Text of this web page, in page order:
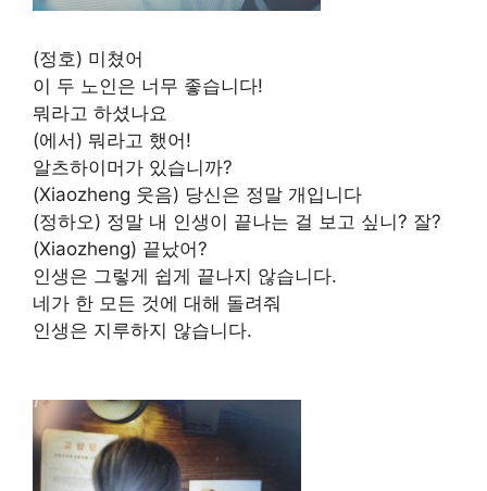
(정호) 미쳤어
이 두 노인은 너무 좋습니다!
뭐라고 하셨나요
(에서) 뭐라고 했어!
알츠하이머가 있습니까?
(Xiaozheng 웃음) 당신은 정말 개입니다
(정하오) 정말 내 인생이 끝나는 걸 보고 싶니? 잘?
(Xiaozheng) 끝났어?
인생은 그렇게 쉽게 끝나지 않습니다.
네가 한 모든 것에 대해 돌려줘
인생은 지루하지 않습니다.